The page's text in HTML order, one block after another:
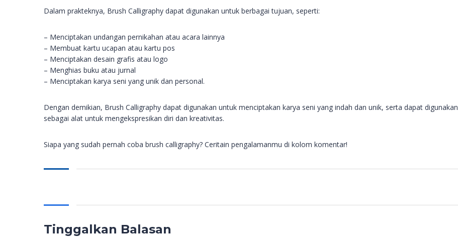
Dalam prakteknya, Brush Calligraphy dapat digunakan untuk berbagai tujuan, seperti:
– Menciptakan undangan pernikahan atau acara lainnya
– Membuat kartu ucapan atau kartu pos
– Menciptakan desain grafis atau logo
– Menghias buku atau jurnal
– Menciptakan karya seni yang unik dan personal.
Dengan demikian, Brush Calligraphy dapat digunakan untuk menciptakan karya seni yang indah dan unik, serta dapat digunakan
sebagai alat untuk mengekspresikan diri dan kreativitas.
Siapa yang sudah pernah coba brush calligraphy? Ceritain pengalamanmu di kolom komentar!
Tinggalkan Balasan